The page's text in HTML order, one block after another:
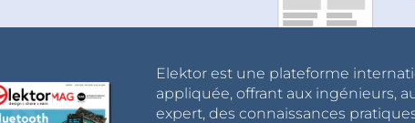
Elektor est une plateforme
appliquée, offrant aux ingénieurs,
expert, des connaissances